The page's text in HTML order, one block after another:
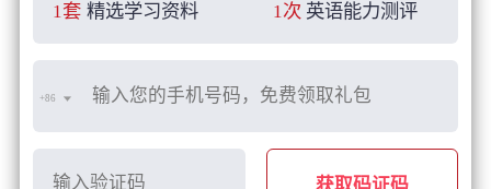
1套 精选学习资料 1次 英语能力测评
+86
获取码证码